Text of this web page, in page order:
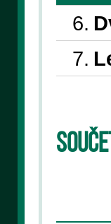
6.
7.